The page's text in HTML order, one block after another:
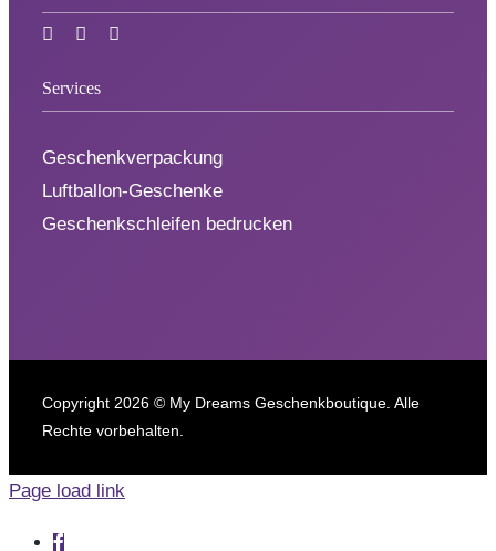
Services
Geschenkverpackung
Luftballon-Geschenke
Geschenkschleifen bedrucken
Copyright 2026 © My Dreams Geschenkboutique. Alle
Rechte vorbehalten.
Page load link